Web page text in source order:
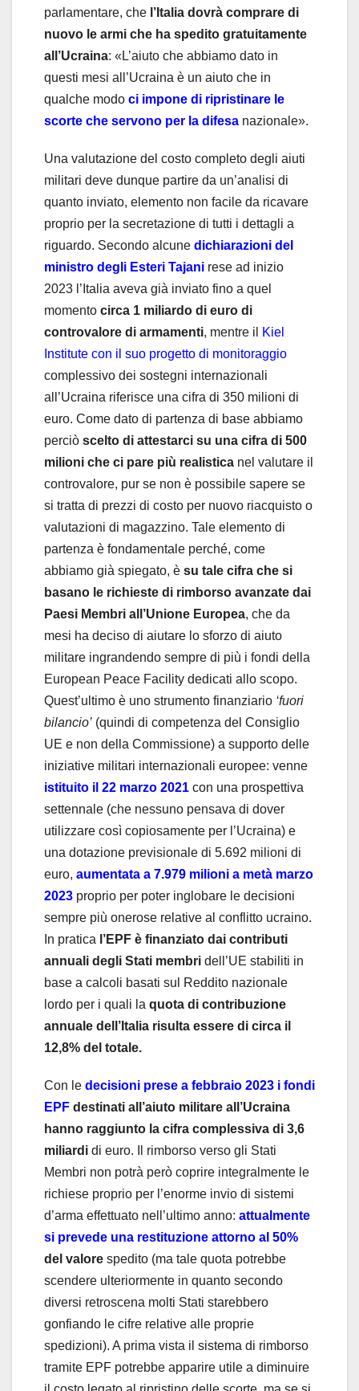
parlamentare, che l’Italia dovrà comprare di
nuovo le armi che ha spedito gratuitamente
all’Ucraina: «L’aiuto che abbiamo dato in
questi mesi all’Ucraina è un aiuto che in
qualche modo ci impone di ripristinare le
scorte che servono per la difesa nazionale».
Una valutazione del costo completo degli aiuti
militari deve dunque partire da un’analisi di
quanto inviato, elemento non facile da ricavare
proprio per la secretazione di tutti i dettagli a
riguardo. Secondo alcune dichiarazioni del
ministro degli Esteri Tajani rese ad inizio
2023 l’Italia aveva già inviato fino a quel
momento circa 1 miliardo di euro di
controvalore di armamenti, mentre il
Kiel
Institute con il suo progetto di monitoraggio
complessivo dei sostegni internazionali
all’Ucraina riferisce una cifra di 350 milioni di
euro. Come dato di partenza di base abbiamo
perciò scelto di attestarci su una cifra di 500
milioni che ci pare più realistica nel valutare il
controvalore, pur se non è possibile sapere se
si tratta di prezzi di costo per nuovo riacquisto o
valutazioni di magazzino. Tale elemento di
partenza è fondamentale perché, come
abbiamo già spiegato, è su tale cifra che si
basano le richieste di rimborso avanzate dai
Paesi Membri all’Unione Europea, che da
mesi ha deciso di aiutare lo sforzo di aiuto
militare ingrandendo sempre di più i fondi della
European Peace Facility dedicati allo scopo.
Quest’ultimo è uno strumento finanziario ‘fuori
bilancio’ (quindi di competenza del Consiglio
UE e non della Commissione) a supporto delle
iniziative militari internazionali europee: venne
istituito il 22 marzo 2021 con una prospettiva
settennale (che nessuno pensava di dover
utilizzare così copiosamente per l’Ucraina) e
una dotazione previsionale di 5.692 milioni di
euro, aumentata a 7.979 milioni a metà marzo
2023 proprio per poter inglobare le decisioni
sempre più onerose relative al conflitto ucraino.
In pratica l’EPF è finanziato dai contributi
annuali degli Stati membri dell’UE stabiliti in
base a calcoli basati sul Reddito nazionale
lordo per i quali la quota di contribuzione
annuale dell’Italia risulta essere di circa il
12,8% del totale.
Con le decisioni prese a febbraio 2023 i fondi
EPF destinati all’aiuto militare all’Ucraina
hanno raggiunto la cifra complessiva di 3,6
miliardi di euro. Il rimborso verso gli Stati
Membri non potrà però coprire integralmente le
richiese proprio per l’enorme invio di sistemi
d’arma effettuato nell’ultimo anno: attualmente
si prevede una restituzione attorno al 50%
del valore spedito (ma tale quota potrebbe
scendere ulteriormente in quanto secondo
diversi retroscena molti Stati starebbero
gonfiando le cifre relative alle proprie
spedizioni). A prima vista il sistema di rimborso
tramite EPF potrebbe apparire utile a diminuire